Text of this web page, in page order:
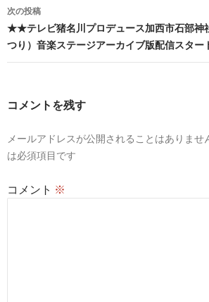
ビ
ゲ
ー
ョ
ン
次の投稿
★★テレビ猪名川プロデュース加西市石部神
つり）音楽ステージアーカイブ版配信スター
コメントを残す
メールアドレスが公開されることはありませ
は必須項目です
コメント ※